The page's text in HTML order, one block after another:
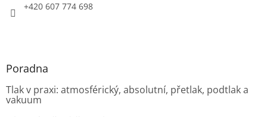
+420 607 774 698
Poradna
Tlak v praxi: atmosférický, absolutní, přetlak, podtlak a
vakuum